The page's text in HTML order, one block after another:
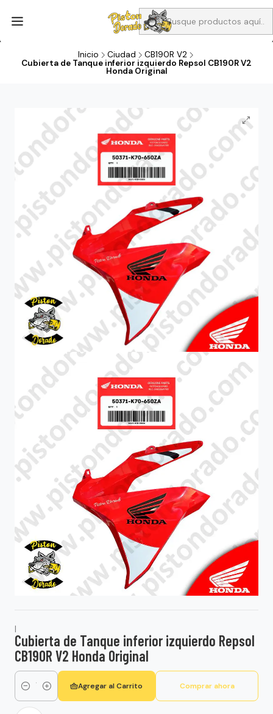
Aprovecha Compra 1 Aceites Full sintético o 1 Aceite semi
sintetico y el filtro de aire verde para la CB190R o CBF160M a 13
Inicio Ciudad
CB190R V2
Cubierta de Tanque inferior izquierdo Repsol CB190R V2
Honda Original
|
Cubierta de Tanque inferior izquierdo Repsol
CB190R V2 Honda Original
Cantidad
Agregar al Carrito Comprar ahora